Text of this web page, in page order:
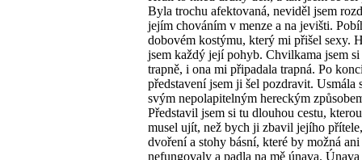
Byla trochu afektovaná, neviděl jsem
jejím chováním v menze a na jevišti.
dobovém kostýmu, který mi přišel sexy.
jsem každý její pohyb. Chvilkama jsem
trapně, i ona mi připadala trapná. Po
představení jsem ji šel pozdravit. Usmála
svým nepolapitelným hereckým
Představil jsem si tu dlouhou cestu,
musel ujít, než bych ji zbavil jejího
dvoření a stohy básní, které by možná ani
nefungovaly a padla na mě únava.